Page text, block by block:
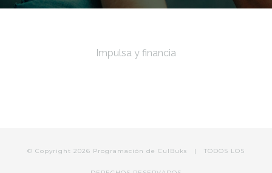
Impulsa y financia
© Copyright 2026 Programación de CulBuks | TODOS LOS